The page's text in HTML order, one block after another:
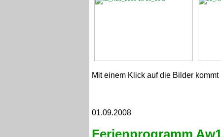
Mit einem Klick auf die Bilder
01.09.2008
Ferienprogramm